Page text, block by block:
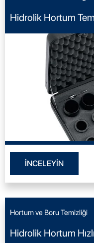
Hidrolik Hortum
İNCELEYİN
Hortum ve Boru Temizliği
Hidrolik Hortum